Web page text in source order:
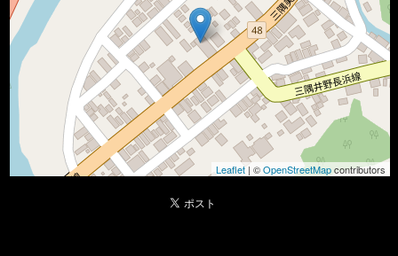
Leaflet | ©OpenStreetMapcontributors